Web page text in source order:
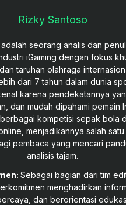
Rizky Santoso
seorang analis dan
iGaming dengan fokus
taruhan olahraga
dari 7 tahun dalam dunia
karena pendekatannya
dan mudah dipahami pemain
kompetisi sepak bola
menjadikannya salah
pembaca yang mencari
analisis tajam.
Sebagai bagian dari tim
menghadirkan
dan berorientasi